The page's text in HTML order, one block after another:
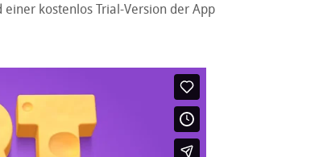
kostenlos Trial-Version der App